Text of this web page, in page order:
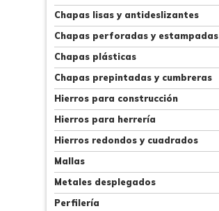
Chapas lisas y antideslizantes
Chapas perforadas y estampadas
Chapas plásticas
Chapas prepintadas y cumbreras
Hierros para construcción
Hierros para herrería
Hierros redondos y cuadrados
Mallas
Metales desplegados
Perfilería